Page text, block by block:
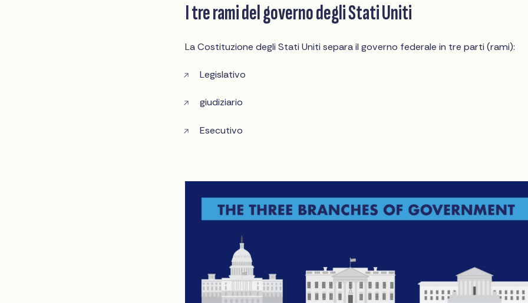
I tre rami del governo degli Stati Uniti
La Costituzione degli Stati Uniti separa il governo federale in tre parti (rami):
Legislativo
giudiziario
Esecutivo